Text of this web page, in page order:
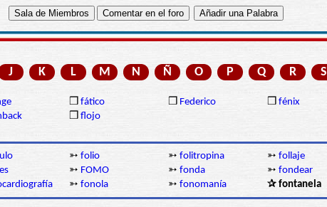
J K L M N Ñ O P Q R S
❒ fático ❒ Federico ❒ fénix
❒ flojo
➳ folio ➳ folitropina ➳ follaje
➳ FOMO ➳ fonda ➳ fondear
➳ fonola ➳ fonomanía ✰ fontanela